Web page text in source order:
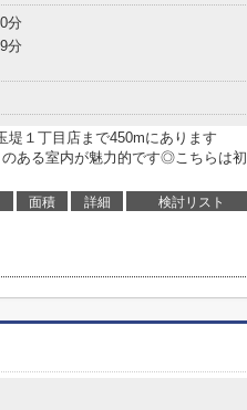
分
分
堤１丁目店まで450mにあります
ある室内が魅力的です◎こちらは初
面積 詳細 検討リスト